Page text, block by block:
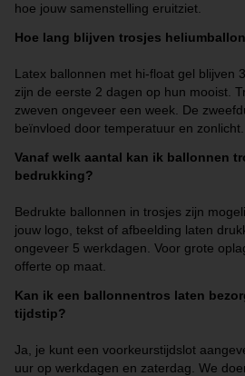
hoe jouw samenstelling eruitziet.
Hoe lang blijven trosjes
Latex ballonnen met hi-float gel blijven
zijn de eerste 2 dagen op hun mooist.
zweven ongeveer een week. De
beïnvloed door temperatuur en zonlicht.
Vanaf welk aantal kan ik ballonnen
bedrukking?
Bedrukte ballonnen in trosjes zijn
jouw logo, tekst of afbeelding laten
ongeveer 5 werkdagen. Voor grote
offerte op maat.
Kan ik een ballonnentros laten
tijdstip?
Ja, je kunt een voorkeurstijdslot
uur op werkdagen en zaterdag. We